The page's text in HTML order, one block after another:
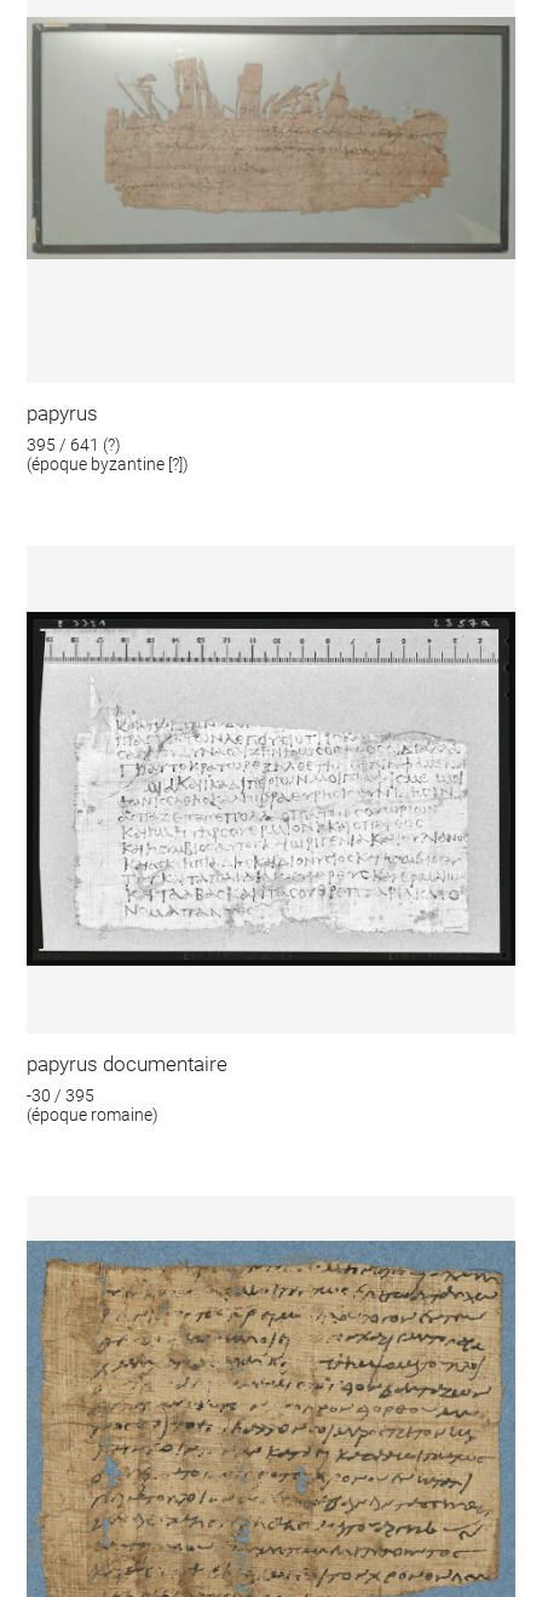
papyrus
395 / 641 (?)
(époque byzantine [?])
papyrus documentaire
-30 / 395
(époque romaine)